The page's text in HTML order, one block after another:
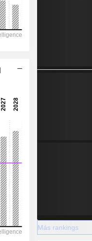
2028
Más rankings